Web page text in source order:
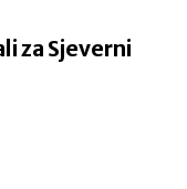
za Sjeverni